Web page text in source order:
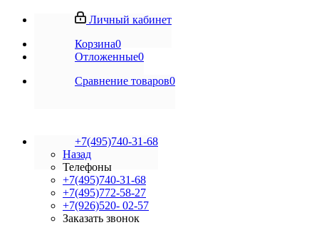
Личный кабинет
Корзина0
Отложенные0
Сравнение товаров0
+7(495)740-31-68
Назад
Телефоны
+7(495)740-31-68
+7(495)772-58-27
+7(926)520- 02-57
Заказать звонок